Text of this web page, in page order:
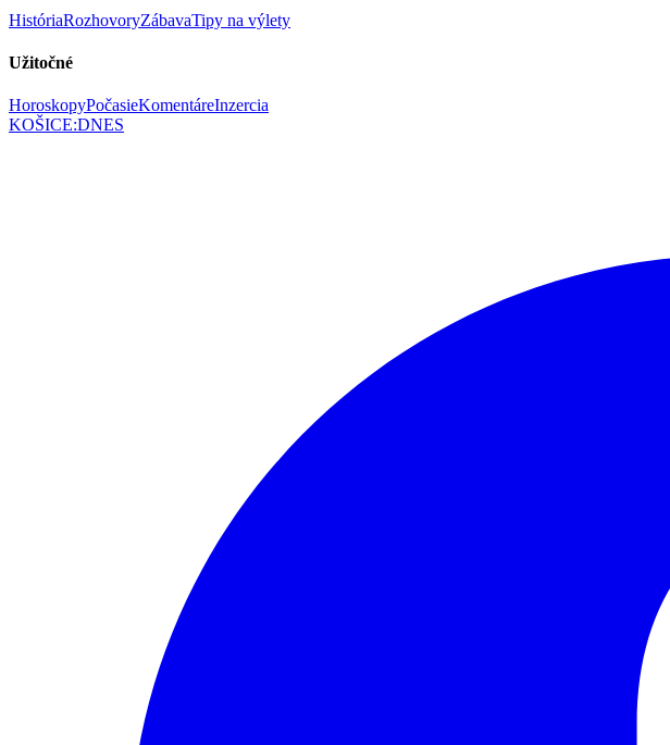
HistóriaRozhovoryZábavaTipy na výlety
Užitočné
HoroskopyPočasieKomentáreInzercia
KOŠICE:DNES